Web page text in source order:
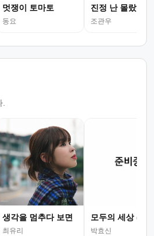
멋쟁이 토마토
동요
진정 난 몰랐네 (
조관우
생각을 멈추다 보면
최유리
모두의 세상 (뮤
박효신